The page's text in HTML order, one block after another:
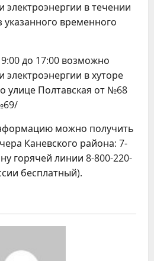
электроэнергии в течении
указанного временного
до 17:00 возможно
в хуторе
улице Полтавская от №68
можно получить
Каневского района: 7-
горячей линии 8-800-220-
бесплатный).